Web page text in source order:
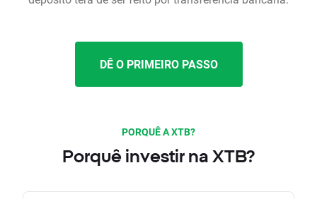
DÊ O PRIMEIRO PASSO
PORQUÊ A XTB?
Porquê investir na XTB?